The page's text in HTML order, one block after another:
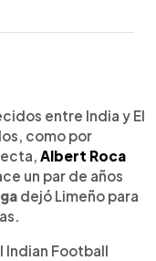
entre India y El
como por
Albert Roca
un par de años
dejó Limeño para
Indian Football